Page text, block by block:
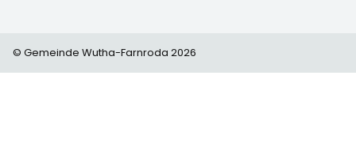
© Gemeinde Wutha-Farnroda 2026